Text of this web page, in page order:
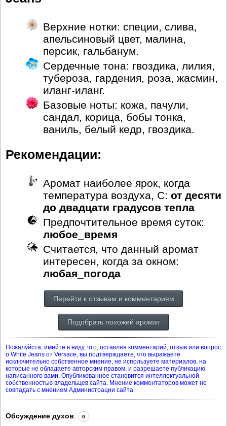
Верхние нотки: cпеции, слива,
апельсиновый цвет, малина,
персик, гальбанум.
Сердечные тона: гвоздика, лилия,
тубероза, гардения, роза, жасмин,
иланг-иланг.
Базовые ноты: кожа, пачули,
сандал, корица, бобы тонка,
ваниль, белый кедр, гвоздика.
Рекомендации:
Аромат наиболее ярок, когда
температура воздуха, С: от десяти
до двадцати градусов тепла
Предпочтительное время суток:
любое_время
Считается, что данный аромат
интересен, когда за окном:
любая_погода
Перейти к отзывам и комментариям
Подобрать похожий аромат
Пожалуйста, имейте в виду, что, оставляя комментарий, отзыв или вопрос
о White Jeans от Versace, вы подтверждаете, что выражаете
исключительно собственное мнение, не используете материалов, на
которые не обладаете авторским правом, и разрешаете публикацию
написанного вами. Опубликованное становится интеллектуальной
собственностью владельцев сайта. Мнение комментаторов может не
совпадать с мнением Администрации сайта.
Обсуждение духов: 0